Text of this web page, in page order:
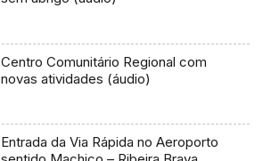
Centro Comunitário Regional com
novas atividades (áudio)
Entrada da Via Rápida no Aeroporto